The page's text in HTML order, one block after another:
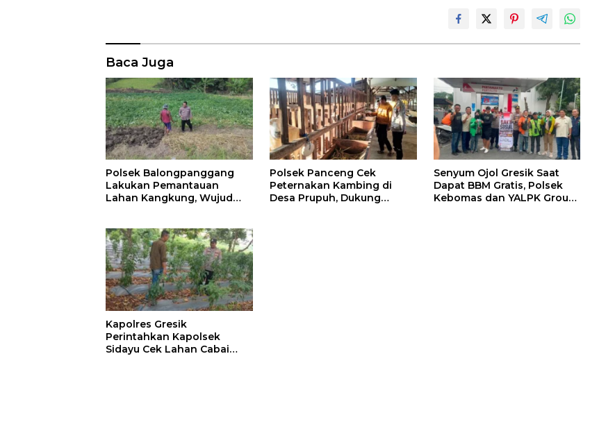
Baca Juga
Polsek Balongpanggang
Lakukan Pemantauan
Lahan Kangkung, Wujud
Polsek Panceng Cek
Peternakan Kambing di
Desa Prupuh, Dukung
Senyum Ojol Gresik Saat
Dapat BBM Gratis, Polsek
Kebomas dan YALPK Group
Kapolres Gresik
Perintahkan Kapolsek
Sidayu Cek Lahan Cabai